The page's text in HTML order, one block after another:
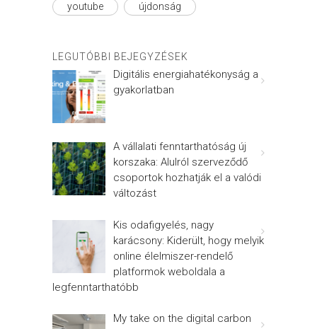
youtube újdonság
LEGUTÓBBI BEJEGYZÉSEK
Digitális energiahatékonyság a
gyakorlatban
A vállalati fenntarthatóság új
korszaka: Alulról szerveződő
csoportok hozhatják el a valódi
változást
Kis odafigyelés, nagy
karácsony: Kiderült, hogy melyik
online élelmiszer-rendelő
platformok weboldala a
legfenntarthatóbb
My take on the digital carbon